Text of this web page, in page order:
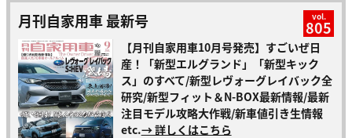
月刊自家用車 最新号 vol.
805
【月刊自家用車10月号発売】すごいぜ日
産！「新型エルグランド」「新型キック
ス」のすべて/新型レヴォーグレイバック全
研究/新型フィット＆N-BOX最新情報/最新
注目モデル攻略大作戦/新車値引き生情報
etc.→ 詳しくはこちら